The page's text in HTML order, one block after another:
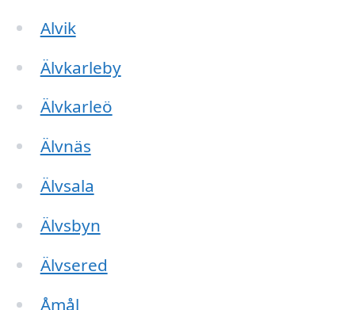
Alvik
Älvkarleby
Älvkarleö
Älvnäs
Älvsala
Älvsbyn
Älvsered
Åmål